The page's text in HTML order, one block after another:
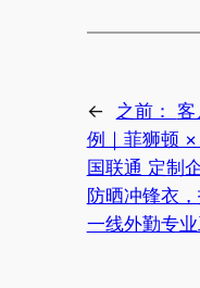
← 之前： 客
例｜菲狮顿 ×
国联通 定制
防晒冲锋衣
一线外勤专